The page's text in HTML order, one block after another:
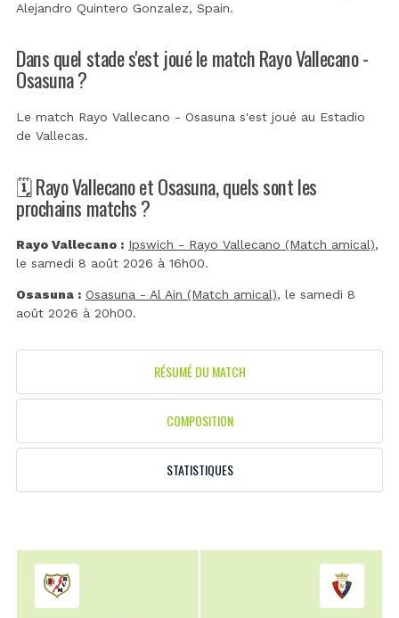
Alejandro Quintero Gonzalez, Spain.
Dans quel stade s'est joué le match Rayo Vallecano -
Osasuna ?
Le match Rayo Vallecano - Osasuna s'est joué au Estadio
de Vallecas.
🗓️ Rayo Vallecano et Osasuna, quels sont les
prochains matchs ?
Rayo Vallecano : Ipswich - Rayo Vallecano (Match amical),
le samedi 8 août 2026 à 16h00.
Osasuna : Osasuna - Al Ain (Match amical), le samedi 8
août 2026 à 20h00.
RÉSUMÉ DU MATCH
COMPOSITION
STATISTIQUES